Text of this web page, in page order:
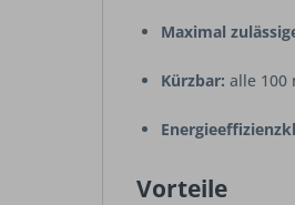
Maximal
Kürzbar: alle 100
Vorteile